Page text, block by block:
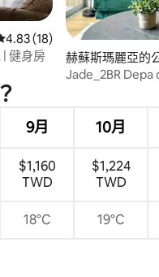
）
18 則評價中獲得 4.83 的平
4.83 (18)
健身房
赫蘇斯瑪麗亞的
Jade_2BR Depa
9月 10月
$1,160
TWD
$1,224
TWD
18°C 19°C